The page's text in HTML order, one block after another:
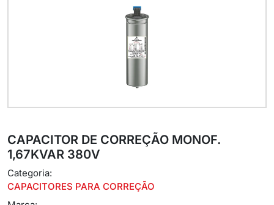
CAPACITOR DE CORREÇÃO MONOF.
1,67KVAR 380V
Categoria:
CAPACITORES PARA CORREÇÃO